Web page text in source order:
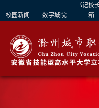
校园新闻 数字城院
书记校
箱